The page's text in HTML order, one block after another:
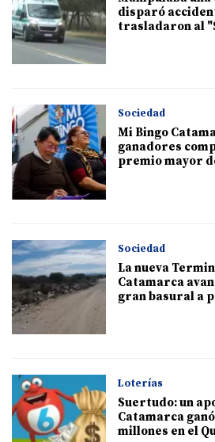
disparó
trasladaron al
Sociedad
Mi Bingo
ganadores
premio mayor
Sociedad
La nueva
Catamarca
gran basural a
Loterías
Suertudo: un
Catamarca
millones en el